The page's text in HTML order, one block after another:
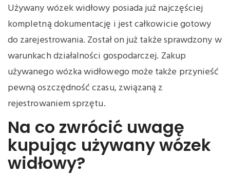
Używany wózek widłowy posiada już najczęściej
kompletną dokumentację i jest całkowicie gotowy
do zarejestrowania. Został on już także sprawdzony w
warunkach działalności gospodarczej. Zakup
używanego wózka widłowego może także przynieść
pewną oszczędność czasu, związaną z
rejestrowaniem sprzętu.
Na co zwrócić uwagę
kupując używany wózek
widłowy?